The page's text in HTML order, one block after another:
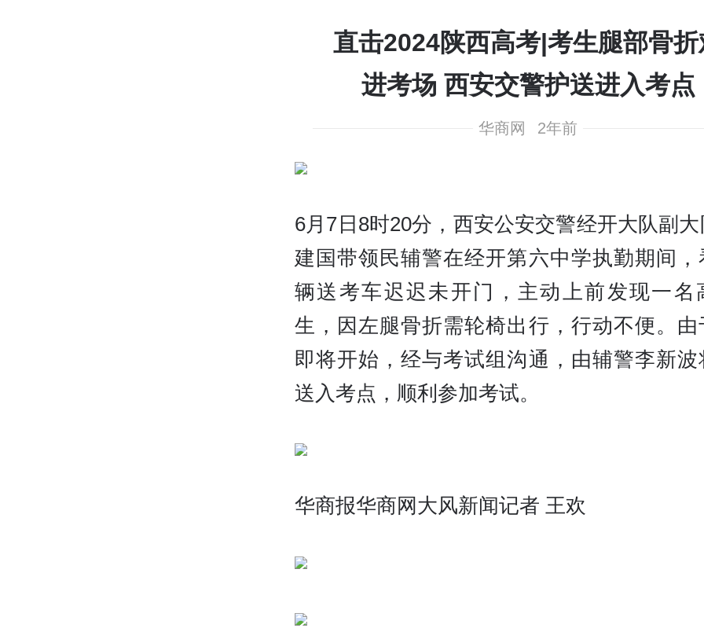
直击2024陕西高考|考生腿部骨折
进考场 西安交警护送进入考点
华商网 2年前
6月7日8时20分，西安公安交警经开大队副
建国带领民辅警在经开第六中学执勤期间，
辆送考车迟迟未开门，主动上前发现一名
生，因左腿骨折需轮椅出行，行动不便。由
即将开始，经与考试组沟通，由辅警李新波
送入考点，顺利参加考试。
华商报华商网大风新闻记者 王欢